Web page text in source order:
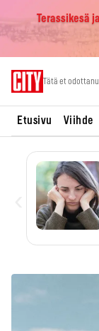
Terassikesä
Tätä et
Etusivu Viihde